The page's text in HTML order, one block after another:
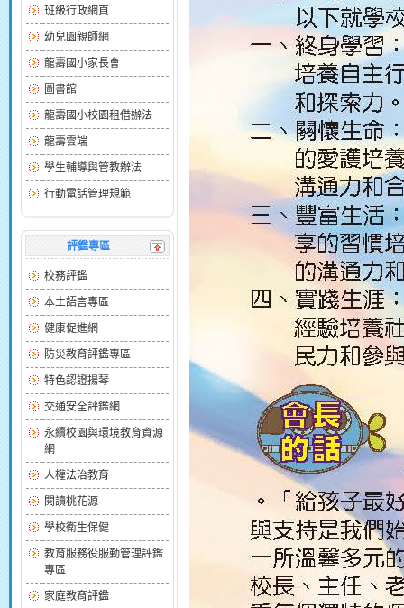
班級行政網頁
幼兒園親師網
龍壽國小家長會
圖書館
龍壽國小校園租借辦法
龍壽雲端
學生輔導與管教辦法
行動電話管理規範
評鑑專區
校務評鑑
本土語言專區
健康促進網
防災教育評鑑專區
特色認證揚琴
交通安全評鑑網
永續校園與環境教育資源
網
人權法治教育
閱讀桃花源
學校衛生保健
教育服務役服勤管理評鑑
專區
家庭教育評鑑